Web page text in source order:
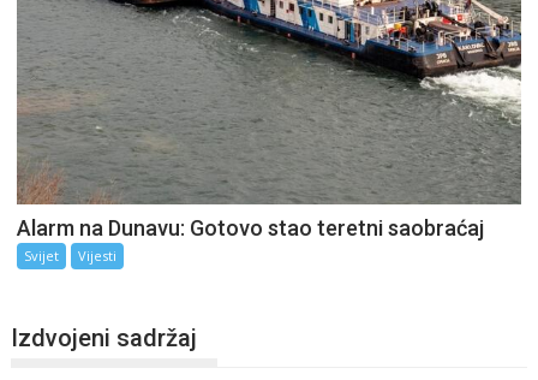
Alarm na Dunavu: Gotovo stao teretni saobraćaj
Svijet Vijesti
Izdvojeni sadržaj